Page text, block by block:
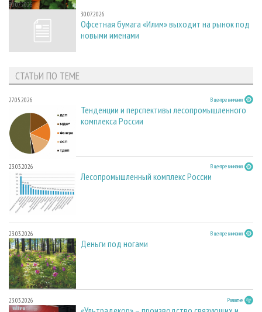
30.07.2026
30.07.2026
Офсетная бумага «Илим» выходит на рынок под
новыми именами
СТАТЬИ ПО ТЕМЕ
27.05.2026 В центре внимания
Тенденции и перспективы лесопромышленного
комплекса России
23.03.2026 В центре внимания
Лесопромышленный комплекс России
23.03.2026 В центре внимания
Деньги под ногами
23.03.2026 Развитие